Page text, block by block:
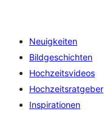
Neuigkeiten
Bildgeschichten
Hochzeitsvideos
Hochzeitsratgeber
Inspirationen